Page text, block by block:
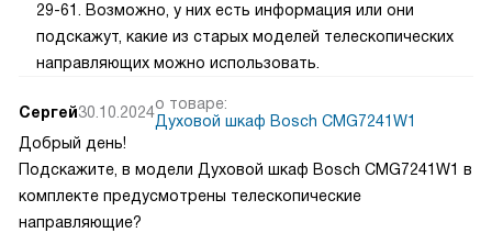
29-61. Возможно, у них есть информация или они
подскажут, какие из старых моделей телескопических
направляющих можно использовать.
Сергей30.10.2024о товаре:
Духовой шкаф Bosch CMG7241W1
Добрый день!
Подскажите, в модели Духовой шкаф Bosch CMG7241W1 в
комплекте предусмотрены телескопические
направляющие?